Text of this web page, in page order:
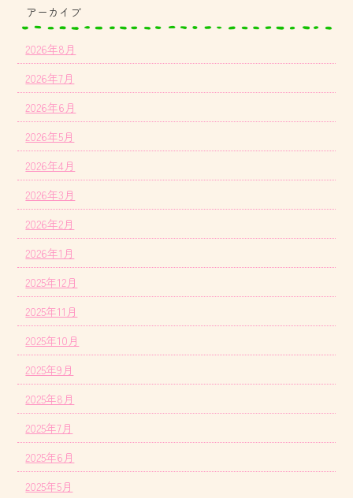
アーカイブ
2026年8月
2026年7月
2026年6月
2026年5月
2026年4月
2026年3月
2026年2月
2026年1月
2025年12月
2025年11月
2025年10月
2025年9月
2025年8月
2025年7月
2025年6月
2025年5月